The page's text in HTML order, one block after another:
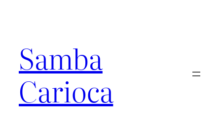
Samba
Carioca